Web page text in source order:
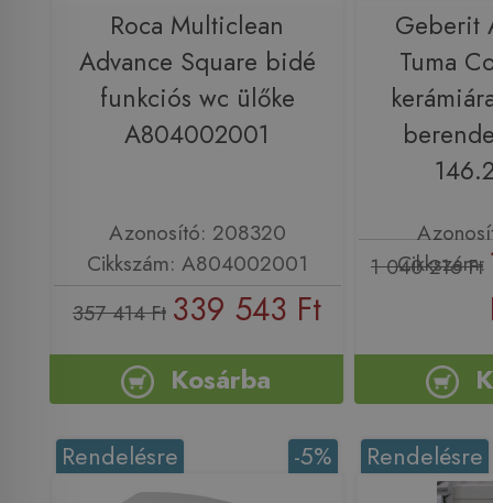
Roca Multiclean
Advance Square bidé
funkciós wc ülőke
A804002001
Azonosító: 208320
Cikkszám: A804002001
357 414 Ft 339 543 Ft
Kosárba
Geberit
Tuma
1 040 216 Ft
-5%
Rendelésre Rendelésre